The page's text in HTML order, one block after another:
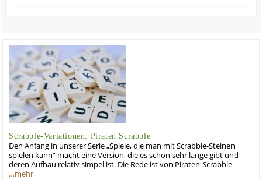
Scrabble-Variationen: Piraten Scrabble
Den Anfang in unserer Serie „Spiele, die man mit Scrabble-Steinen
spielen kann“ macht eine Version, die es schon sehr lange gibt und
deren Aufbau relativ simpel ist. Die Rede ist von Piraten-Scrabble
…mehr